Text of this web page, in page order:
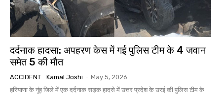
दर्दनाक हादसा: अपहरण केस में गई पुलिस टीम के 4 जवान
समेत 5 की मौत
ACCIDENT Kamal Joshi - May 5, 2026
हरियाणा के नूंह जिले में एक दर्दनाक सड़क हादसे में उत्तर प्रदेश के उरई की पुलिस टीम के